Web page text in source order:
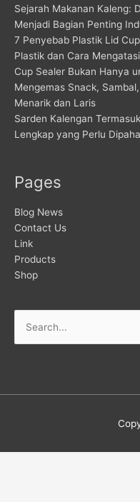
Sejarah Makanan Kaleng:
Menjadi Bagian Penting
7 Penyebab Plastik Lid
Plastik dan Cara
Cup Sealer Bukan Hanya
Mengemas Snack,
Menarik dan Laris
Sarden Kalengan
Lengkap yang Perlu
Pages
Blog News
Contact Us
Link
Products
Shop